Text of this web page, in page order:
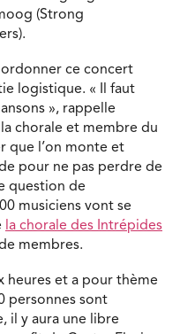
(Strong
ce concert
logistique. « Il faut
», rappelle
chorale et membre du
que l’on monte et
pour ne pas perdre de
question de
musiciens vont se
la chorale des Intrépides
membres.
heures et a pour thème
personnes sont
il y aura une libre